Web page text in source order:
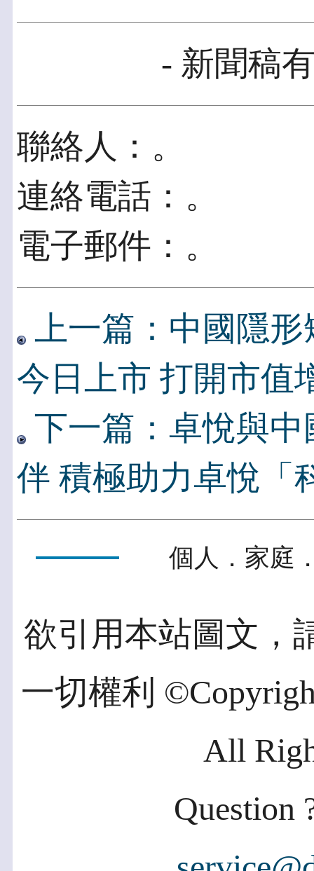
- 新聞稿
聯絡人：。
連絡電話：。
電子郵件：。
上一篇：中國隱
今日上市 打開市值
下一篇：卓悅與
伴 積極助力卓悅「
個人．家庭
欲引用本站圖文，
一切權利
All
Question